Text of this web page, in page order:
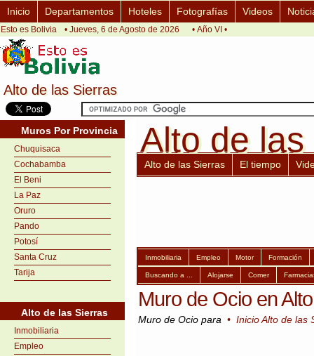
Alto de las Sierras
Alto de las Sierras
Inicio Departamentos Hoteles Fotografías Videos
Esto es Bolivia • Jueves, 6 de Agosto de 2026 • Año VI •
Muros Por Provincia
Chuquisaca
Cochabamba
El Beni
La Paz
Oruro
Pando
Potosí
Santa Cruz
Tarija
Alto de las Sierras
Inmobiliaria
Empleo
Alto de
Alto de
Alto de las Sierras El tiempo
Inmobiliaria Empleo Motor Formación
Buscando a ... Alojarse Comer
Muro de Ocio en
Muro de Ocio para • Inicio Alto de las